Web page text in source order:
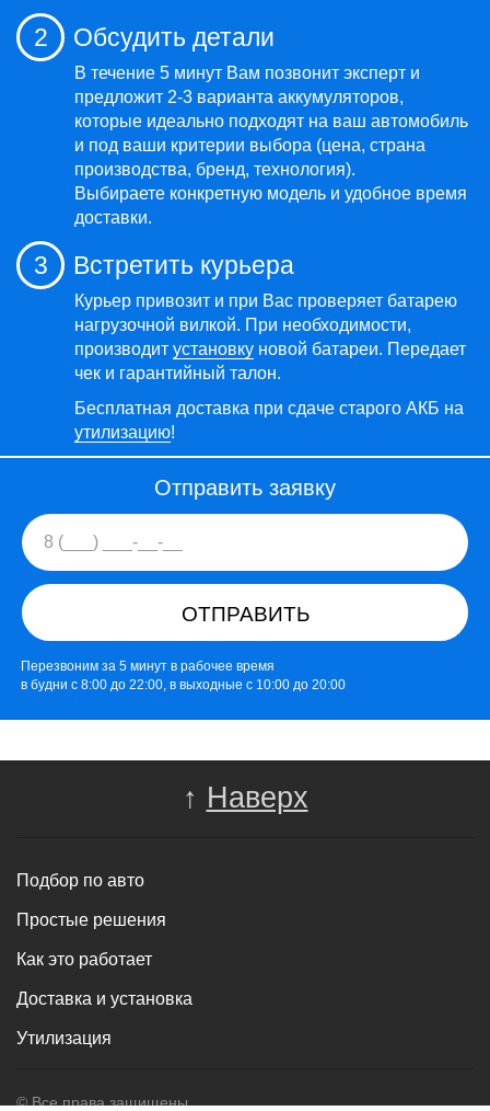
2 Обсудить детали
В течение 5 минут Вам позвонит эксперт и
предложит 2-3 варианта аккумуляторов,
которые идеально подходят на ваш автомобиль
и под ваши критерии выбора (цена, страна
производства, бренд, технология).
Выбираете конкретную модель и удобное время
доставки.
3 Встретить курьера
Курьер привозит и при Вас проверяет батарею
нагрузочной вилкой. При необходимости,
производит установку новой батареи. Передает
чек и гарантийный талон.
Бесплатная доставка при сдаче старого АКБ на
утилизацию!
Отправить заявку
ОТПРАВИТЬ
Перезвоним за 5 минут в рабочее время
в будни с 8:00 до 22:00, в выходные с 10:00 до 20:00
↑ Наверх
Подбор по авто
Простые решения
Как это работает
Доставка и установка
Утилизация
© Все права защищены.